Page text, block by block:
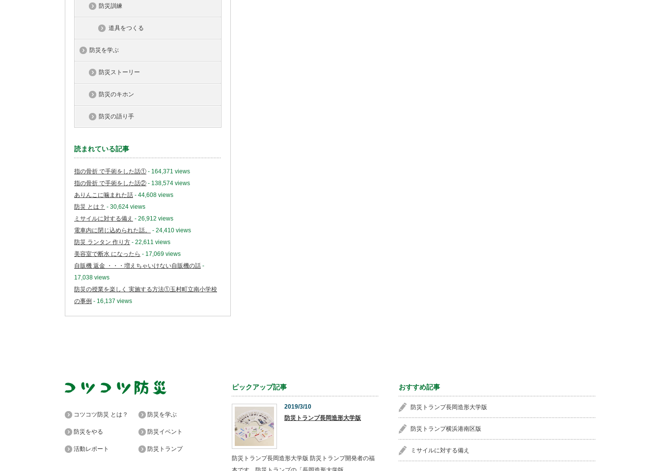
防災訓練
道具をつくる
防災を学ぶ
防災ストーリー
防災のキホン
防災の語り手
読まれている記事
指の骨折 で手術をした話① - 164,371 views
指の骨折 で手術をした話② - 138,574 views
ありんこに噛まれた話 - 44,608 views
防災 とは？ - 30,624 views
ミサイルに対する備え - 26,912 views
電車内に閉じ込められた話。
- 24,410 views
防災 ランタン 作り方 - 22,611 views
美容室で断水 になったら - 17,069 views
自販機 返金 ・・・増えちゃいけない自販機の話 -
17,038 views
防災の授業を楽しく 実施する方法①玉村町立南小学校
の事例 - 16,137 views
コツコツ防災 とは？ 防災を学ぶ
防災をやる 防災イベント
活動レポート 防災トランプ
ピックアップ記事
2019/3/10
防災トランプ長岡造形大学版
防災トランプ長岡造形大学版 防災トランプ開発者の福
おすすめ記事
防災トランプ長岡造形大学版
防災トランプ横浜港南区版
ミサイルに対する備え